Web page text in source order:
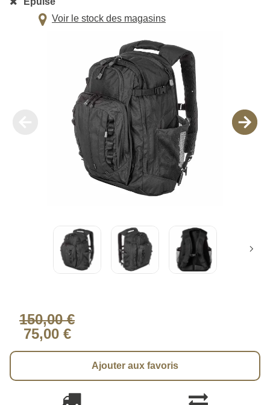
Voir le stock des magasins
150,00 €
75,00 €
Ajouter aux favoris